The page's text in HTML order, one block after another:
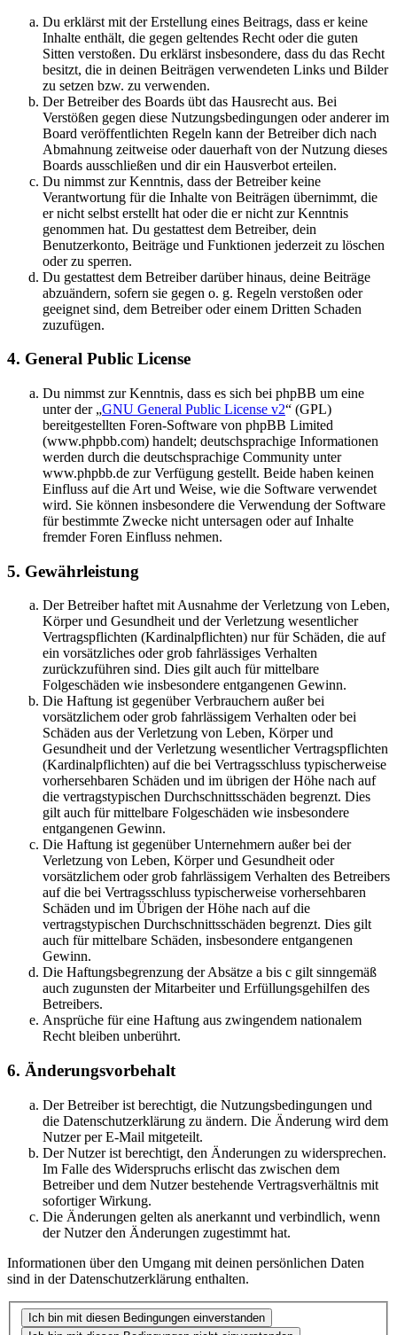
Du erklärst mit der Erstellung eines Beitrags, dass er keine
Inhalte enthält, die gegen geltendes Recht oder die guten
Sitten verstoßen. Du erklärst insbesondere, dass du das Recht
besitzt, die in deinen Beiträgen verwendeten Links und Bilder
zu setzen bzw. zu verwenden.
Der Betreiber des Boards übt das Hausrecht aus. Bei
Verstößen gegen diese Nutzungsbedingungen oder anderer im
Board veröffentlichten Regeln kann der Betreiber dich nach
Abmahnung zeitweise oder dauerhaft von der Nutzung dieses
Boards ausschließen und dir ein Hausverbot erteilen.
Du nimmst zur Kenntnis, dass der Betreiber keine
Verantwortung für die Inhalte von Beiträgen übernimmt, die
er nicht selbst erstellt hat oder die er nicht zur Kenntnis
genommen hat. Du gestattest dem Betreiber, dein
Benutzerkonto, Beiträge und Funktionen jederzeit zu löschen
oder zu sperren.
Du gestattest dem Betreiber darüber hinaus, deine Beiträge
abzuändern, sofern sie gegen o. g. Regeln verstoßen oder
geeignet sind, dem Betreiber oder einem Dritten Schaden
zuzufügen.
4. General Public License
Du nimmst zur Kenntnis, dass es sich bei phpBB um eine
unter der „GNU General Public License v2“ (GPL)
bereitgestellten Foren-Software von phpBB Limited
(www.phpbb.com) handelt; deutschsprachige Informationen
werden durch die deutschsprachige Community unter
www.phpbb.de zur Verfügung gestellt. Beide haben keinen
Einfluss auf die Art und Weise, wie die Software verwendet
wird. Sie können insbesondere die Verwendung der Software
für bestimmte Zwecke nicht untersagen oder auf Inhalte
fremder Foren Einfluss nehmen.
5. Gewährleistung
Der Betreiber haftet mit Ausnahme der Verletzung von Leben,
Körper und Gesundheit und der Verletzung wesentlicher
Vertragspflichten (Kardinalpflichten) nur für Schäden, die auf
ein vorsätzliches oder grob fahrlässiges Verhalten
zurückzuführen sind. Dies gilt auch für mittelbare
Folgeschäden wie insbesondere entgangenen Gewinn.
Die Haftung ist gegenüber Verbrauchern außer bei
vorsätzlichem oder grob fahrlässigem Verhalten oder bei
Schäden aus der Verletzung von Leben, Körper und
Gesundheit und der Verletzung wesentlicher Vertragspflichten
(Kardinalpflichten) auf die bei Vertragsschluss typischerweise
vorhersehbaren Schäden und im übrigen der Höhe nach auf
die vertragstypischen Durchschnittsschäden begrenzt. Dies
gilt auch für mittelbare Folgeschäden wie insbesondere
entgangenen Gewinn.
Die Haftung ist gegenüber Unternehmern außer bei der
Verletzung von Leben, Körper und Gesundheit oder
vorsätzlichem oder grob fahrlässigem Verhalten des Betreibers
auf die bei Vertragsschluss typischerweise vorhersehbaren
Schäden und im Übrigen der Höhe nach auf die
vertragstypischen Durchschnittsschäden begrenzt. Dies gilt
auch für mittelbare Schäden, insbesondere entgangenen
Gewinn.
Die Haftungsbegrenzung der Absätze a bis c gilt sinngemäß
auch zugunsten der Mitarbeiter und Erfüllungsgehilfen des
Betreibers.
Ansprüche für eine Haftung aus zwingendem nationalem
Recht bleiben unberührt.
6. Änderungsvorbehalt
Der Betreiber ist berechtigt, die Nutzungsbedingungen und
die Datenschutzerklärung zu ändern. Die Änderung wird dem
Nutzer per E-Mail mitgeteilt.
Der Nutzer ist berechtigt, den Änderungen zu widersprechen.
Im Falle des Widerspruchs erlischt das zwischen dem
Betreiber und dem Nutzer bestehende Vertragsverhältnis mit
sofortiger Wirkung.
Die Änderungen gelten als anerkannt und verbindlich, wenn
der Nutzer den Änderungen zugestimmt hat.
Informationen über den Umgang mit deinen persönlichen Daten
sind in der Datenschutzerklärung enthalten.